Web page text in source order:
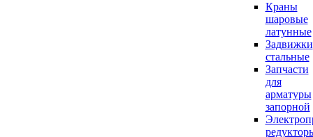
Краны
шаровые
латунные
Задвижки
стальные
Запчасти
для
арматуры
запорной